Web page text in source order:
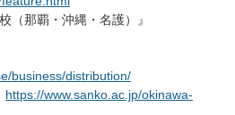
（那覇・沖縄・名護）』
business/distribution/
https://www.sanko.ac.jp/okinawa-